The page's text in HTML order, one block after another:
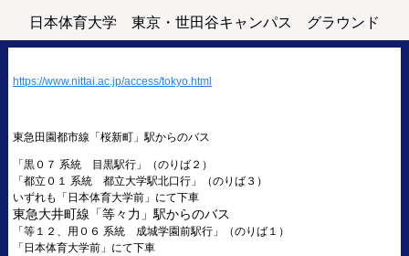
日本体育大学 東京・世田谷キャンパス グラウンド
https://www.nittai.ac.jp/access/tokyo.html
東急田園都市線「桜新町」駅からのバス
「黒０７ 系統 目黒駅行」（のりば２）
「都立０１ 系統 都立大学駅北口行」（のりば３）
いずれも「日本体育大学前」にて下車
東急大井町線「等々力」駅からのバス
「等１２、用０６ 系統 成城学園前駅行」（のりば１）
「日本体育大学前」にて下車